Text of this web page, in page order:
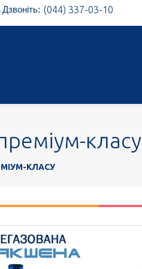
Дзвоніть: (044) 337-03-10
класу
КЛАСУ